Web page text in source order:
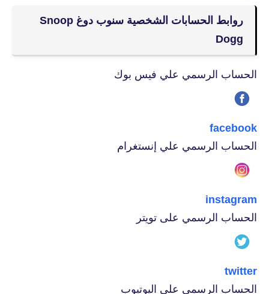
روابط الحسابات الشخصية سنوب دوغ Snoop
Dogg
الحساب الرسمي علي فيس بوك
facebook
الحساب الرسمي علي إنستغرام
instagram
الحساب الرسمي على تويتر
twitter
الحساب الرسمي على اليوتيوب